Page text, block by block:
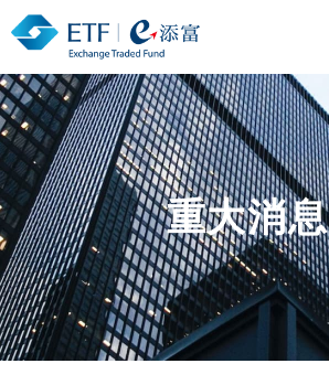
重大消息